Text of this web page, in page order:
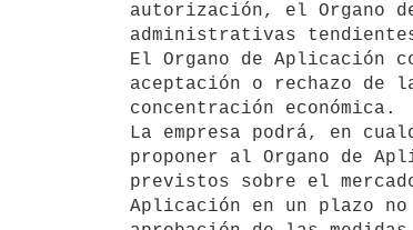
autorización, el Organo
administrativas
El Organo de Aplicación
aceptación o rechazo de
concentración económica.
La empresa podrá, en
proponer al Organo de
previstos sobre el
Aplicación en un plazo